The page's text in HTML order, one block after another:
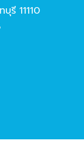
รี 11110